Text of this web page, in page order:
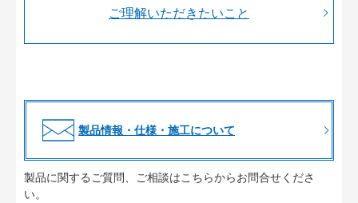
ご理解いただきたいこと
製品情報・仕様・施工について
製品に関するご質問、ご相談はこちらからお問合せくださ
い。